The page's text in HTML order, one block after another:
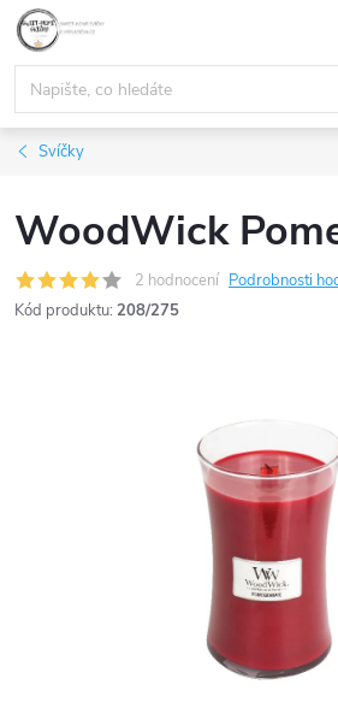
Přejít
obsah
Svíčky
WoodWick
2 hodnocení Podrobnosti
Kód produktu: 208/275